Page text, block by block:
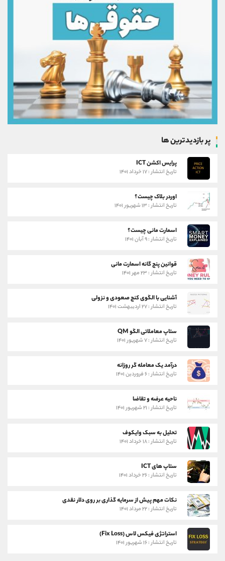
پر بازدیدترین ها
پرایس اکشن ICT
تاریخ انتشار : ۱۷ خرداد ۱۴۰۱
اوردر بلاک چیست؟
تاریخ انتشار : ۱۳ شهریور ۱۴۰۱
اسمارت مانی چیست؟
تاریخ انتشار : ۹ آبان ۱۴۰۱
قوانین پنج گانه اسمارت مانی
تاریخ انتشار : ۲۳ مهر ۱۴۰۱
آشنایی با الگوی کنج صعودی و نزولی
تاریخ انتشار : ۲۷ اردیبهشت ۱۴۰۱
ستاپ معاملاتی الگو QM
تاریخ انتشار : ۷ شهریور ۱۴۰۱
درآمد یک معامله گر روزانه
تاریخ انتشار : ۶ فروردین ۱۴۰۱
ناحیه عرضه و تقاضا
تاریخ انتشار : ۲۱ شهریور ۱۴۰۱
تحلیل به سبک وایکوف
تاریخ انتشار : ۱۸ خرداد ۱۴۰۱
ستاپ های ICT
تاریخ انتشار : ۲۶ خرداد ۱۴۰۱
نکات مهم پیش از سرمایه گذاری بر روی دلار نقدی
تاریخ انتشار : ۲۲ مرداد ۱۴۰۱
استراتژی فیکس لاس (Fix Loss)
تاریخ انتشار : ۱۶ شهریور ۱۴۰۱